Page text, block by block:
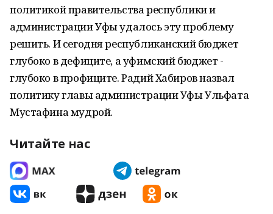
политикой правительства республики и
администрации Уфы удалось эту проблему
решить. И сегодня республиканский бюджет
глубоко в дефиците, а уфимский бюджет -
глубоко в профиците. Радий Хабиров назвал
политику главы администрации Уфы Ульфата
Мустафина мудрой.
Читайте нас